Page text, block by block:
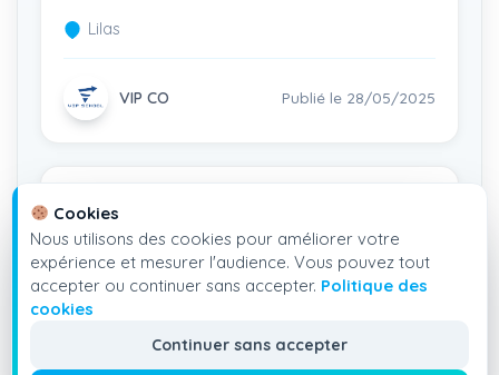
professionnelle
Lilas
VIP CO Publié le 28/05/2025
Alternance Commercial – CBD Shop
Paris 9e – Vers un Bac+3
Paris
VIP CO Mise à jour le 28/05/2025
Cookies
Nous utilisons des cookies pour améliorer votre
expérience et mesurer l'audience. Vous pouvez tout
accepter ou continuer sans accepter. Politique des
cookies
Continuer sans accepter